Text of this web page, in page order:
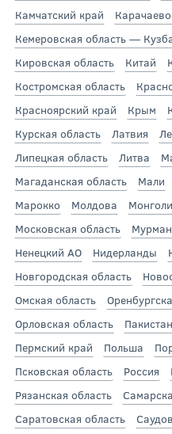
Камчатский край
Кемеровская область —
Кировская область
Китай
Костромская область
Красноярский край
Крым
Курская область
Латвия
Липецкая область
Литва
Магаданская область
Мали
Марокко
Молдова
Московская область
Ненецкий АО
Нидерланды
Новгородская область
Омская область
Орловская область
Пакистан
Пермский край
Польша
Псковская область
Россия
Рязанская область
Саратовская область